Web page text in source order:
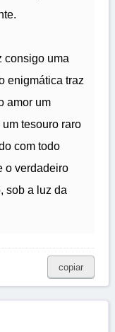
consigo uma
enigmática traz
amor um
tesouro raro
com todo
o verdadeiro
sob a luz da
copiar